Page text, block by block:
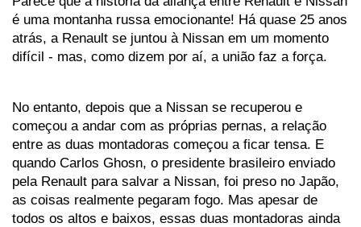
é uma montanha russa emocionante! Há quase 25 anos
atrás, a Renault se juntou à Nissan em um momento
difícil - mas, como dizem por aí, a união faz a força.
No entanto, depois que a Nissan se recuperou e
começou a andar com as próprias pernas, a relação
entre as duas montadoras começou a ficar tensa. E
quando Carlos Ghosn, o presidente brasileiro enviado
pela Renault para salvar a Nissan, foi preso no Japão,
as coisas realmente pegaram fogo. Mas apesar de
todos os altos e baixos, essas duas montadoras ainda